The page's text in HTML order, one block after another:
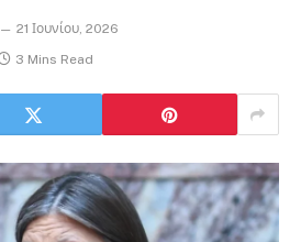
21 Ιουνίου, 2026
3 Mins Read